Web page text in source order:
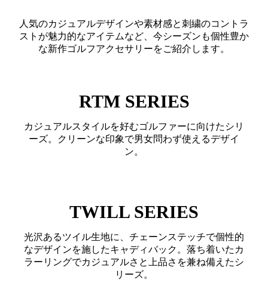
人気のカジュアルデザインや素材感と刺繍のコントラ
ストが魅力的なアイテムなど、今シーズンも個性豊か
な新作ゴルフアクセサリーをご紹介します。
RTM SERIES
カジュアルスタイルを好むゴルファーに向けたシリ
ーズ。クリーンな印象で男女問わず使えるデザイ
ン。
TWILL SERIES
光沢あるツイル生地に、チェーンステッチで個性的
なデザインを施したキャディバック。落ち着いたカ
ラーリングでカジュアルさと上品さを兼ね備えたシ
リーズ。